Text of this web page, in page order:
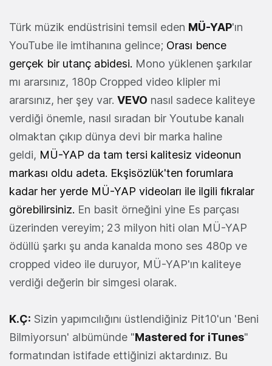
Türk müzik endüstrisini temsil eden MÜ-YAP'ın
YouTube ile imtihanına gelince; Orası bence
gerçek bir utanç abidesi. Mono yüklenen şarkılar
mı ararsınız, 180p Cropped video klipler mi
ararsınız, her şey var. VEVO nasıl sadece kaliteye
verdiği önemle, nasıl sıradan bir Youtube kanalı
olmaktan çıkıp dünya devi bir marka haline
geldi, MÜ-YAP da tam tersi kalitesiz videonun
markası oldu adeta. Ekşisözlük'ten forumlara
kadar her yerde MÜ-YAP videoları ile ilgili fıkralar
görebilirsiniz. En basit örneğini yine Es parçası
üzerinden vereyim; 23 milyon hiti olan MÜ-YAP
ödüllü şarkı şu anda kanalda mono ses 480p ve
cropped video ile duruyor, MÜ-YAP'ın kaliteye
verdiği değerin bir simgesi olarak.
K.Ç: Sizin yapımcılığını üstlendiğiniz Pit10'un 'Beni
Bilmiyorsun' albümünde "Mastered for iTunes"
formatından istifade ettiğinizi aktardınız. Bu